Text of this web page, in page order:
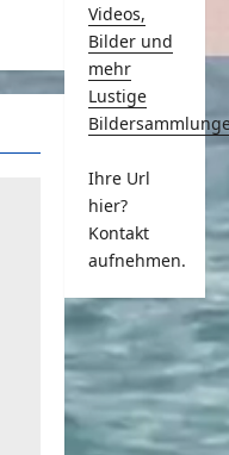
Videos,
Bilder und
mehr
Lustige
Ihre Url
hier?
Kontakt
aufnehmen.